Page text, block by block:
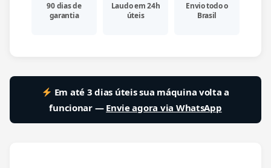
90 dias de
garantia
Laudo em 24h
úteis
Envio todo o
Brasil
Em até 3 dias úteis sua máquina volta a
funcionar — Envie agora via WhatsApp